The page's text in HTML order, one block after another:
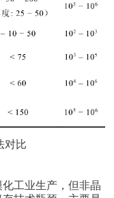
对比
工业生产，但非晶